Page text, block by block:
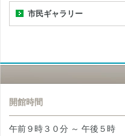
市民ギャラリー
開館時間
午前９時３０分 ～ 午後５時